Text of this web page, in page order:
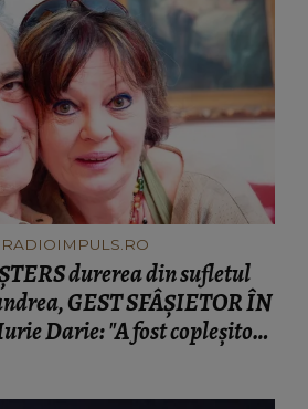
durerea din sufletul
GEST SFÂȘIETOR ÎN
Darie: "A fost copleșitor.
trece timpul parcă..."